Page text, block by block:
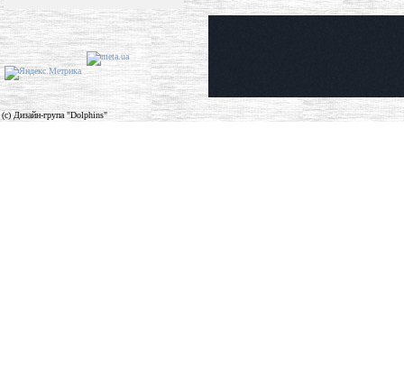
(c) Дизайн-група "Dolphins"